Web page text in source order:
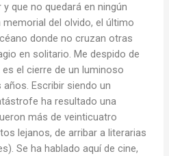
que no quedará en ningún
memorial del olvido, el último
donde no cruzan otras
en solitario. Me despido de
el cierre de un luminoso
Escribir siendo un
ha resultado una
más de veinticuatro
lejanos, de arribar a literarias
Se ha hablado aquí de cine,